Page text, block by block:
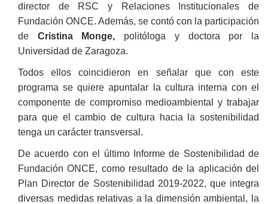
director de RSC y Relaciones Institucionales de
Fundación ONCE. Además, se contó con la participación
de Cristina Monge, politóloga y doctora por la
Universidad de Zaragoza.
Todos ellos coincidieron en señalar que con este
programa se quiere apuntalar la cultura interna con el
componente de compromiso medioambiental y trabajar
para que el cambio de cultura hacia la sostenibilidad
tenga un carácter transversal.
De acuerdo con el último Informe de Sostenibilidad de
Fundación ONCE, como resultado de la aplicación del
Plan Director de Sostenibilidad 2019-2022, que integra
diversas medidas relativas a la dimensión ambiental, la